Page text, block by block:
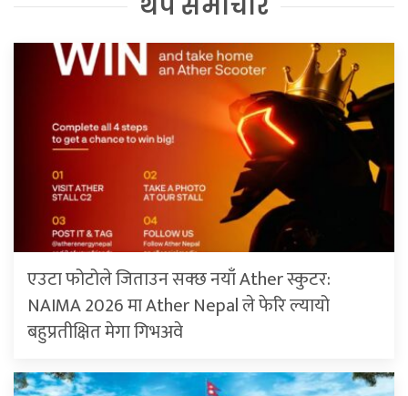
एउटा फोटोले जिताउन सक्छ नयाँ Ather स्कुटर:
NAIMA 2026 मा Ather Nepal ले फेरि ल्यायो
बहुप्रतीक्षित मेगा गिभअवे